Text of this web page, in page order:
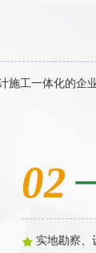
工一体化的企
02
实地勘察、